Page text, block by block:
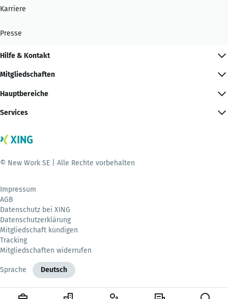
Karriere
Presse
Hilfe & Kontakt
Mitgliedschaften
Hauptbereiche
Services
© New Work SE | Alle Rechte vorbehalten
Impressum
AGB
Datenschutz bei XING
Datenschutzerklärung
Mitgliedschaft kündigen
Tracking
Mitgliedschaften widerrufen
Sprache Deutsch